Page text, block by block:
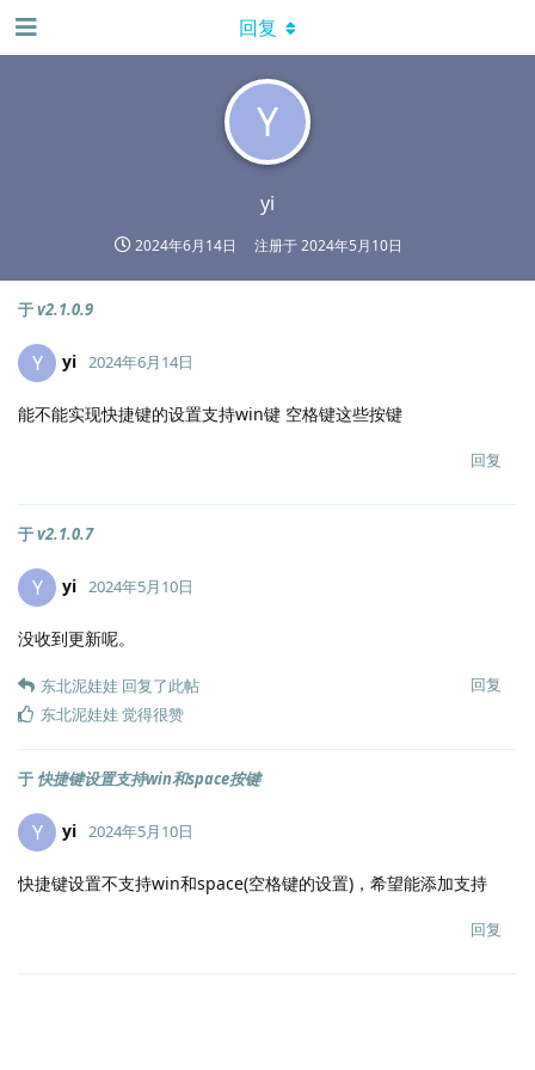
Y
yi
2024年6月14日 注册于2024年5月10日
回复
于v2.1.0.9
Y yi 2024年6月14日
能不能实现快捷键的设置支持win键 空格键这些按键
回复
于v2.1.0.7
Y yi 2024年5月10日
没收到更新呢。
回复
东北泥娃娃 回复了此帖
东北泥娃娃觉得很赞
于 快捷键设置支持win和space按键
Y yi 2024年5月10日
快捷键设置不支持win和space(空格键的设置)，希望能添加支持
回复